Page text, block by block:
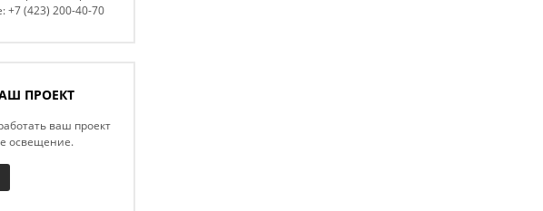
+7 (423) 200-40-70
ПРОЕКТ
ваш проект
освещение.